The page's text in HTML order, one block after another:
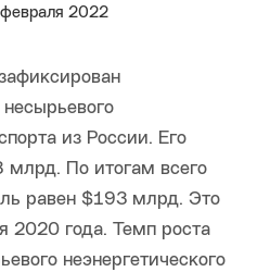
2022
из России. Его
млрд. По итогам всего
равен $193 млрд. Это
2020 года. Темп роста
неэнергетического